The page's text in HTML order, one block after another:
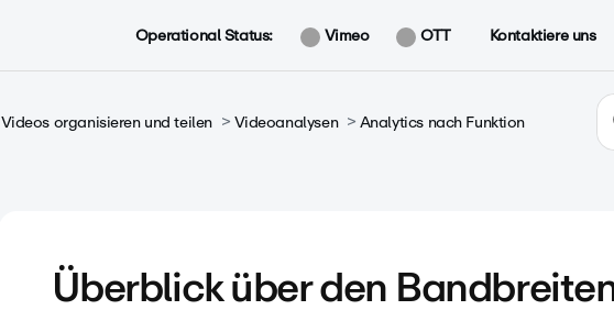
Operational Status: Vimeo OTT Kontaktiere uns
Videos organisieren und teilen Videoanalysen Analytics nach Funktion
Überblick über den